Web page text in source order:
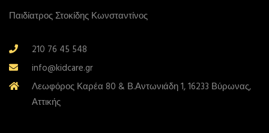
Παιδίατρος Στοκίδης Κωνσταντίνος
210 76 45 548
info@kidcare.gr
Λεωφόρος Καρέα 80 & Β.Αντωνιάδη 1, 16233 Βύρωνας,
Αττικής